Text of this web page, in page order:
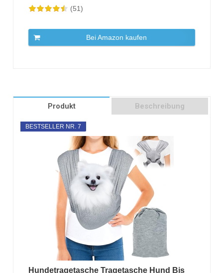
(51)
Bei Amazon kaufen
Produkt Beschreibung
BESTSELLER NR. 7
Hundetragetasche Tragetasche Hund Bis